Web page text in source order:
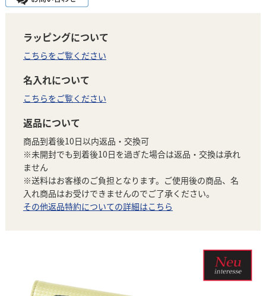
ラッピングについて
こちらをご覧ください
名入れについて
こちらをご覧ください
返品について
商品到着後10日以内返品・交換可
※未開封でも到着後10日を過ぎた場合は返品・交換は承れ
ません
※送料はお客様のご負担となります。ご使用後の商品、名
入れ商品はお受けできませんのでご了承ください。
その他返品特約についての詳細はこちら